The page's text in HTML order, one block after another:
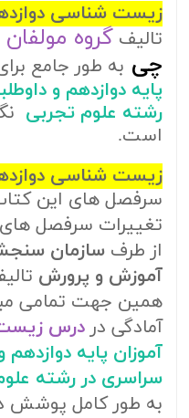
زیست شناسی
تالیف گروه مولفان
چی به طور جامع
پایه دوازدهم و
رشته علوم تجربی
است.
زیست شناسی
سرفصل های این
تغییرات سرفصل
از طرف سازمان
آموزش و پرورش
همین جهت تمامی
آمادگی در درس
آموزان پایه
سراسری در رشته
به طور کامل پوشش